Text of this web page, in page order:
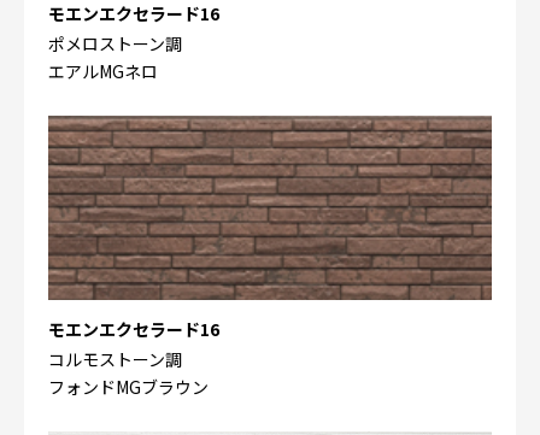
モエンエクセラード16
ポメロストーン調
エアルMGネロ
モエンエクセラード16
コルモストーン調
フォンドMGブラウン